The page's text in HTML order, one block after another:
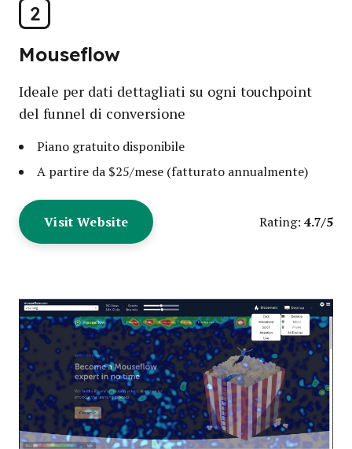
2
Mouseflow
Ideale per dati dettagliati su ogni touchpoint
del funnel di conversione
Piano gratuito disponibile
A partire da $25/mese (fatturato annualmente)
Visit Website Rating: 4.7/5